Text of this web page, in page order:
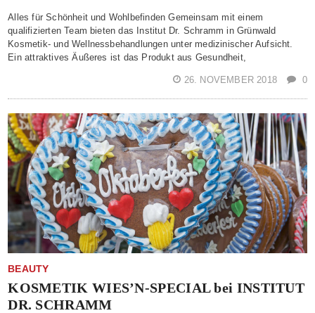
Alles für Schönheit und Wohlbefinden Gemeinsam mit einem
qualifizierten Team bieten das Institut Dr. Schramm in Grünwald
Kosmetik- und Wellnessbehandlungen unter medizinischer Aufsicht.
Ein attraktives Äußeres ist das Produkt aus Gesundheit,
26. NOVEMBER 2018 0
BEAUTY
KOSMETIK WIES’N-SPECIAL bei INSTITUT
DR. SCHRAMM